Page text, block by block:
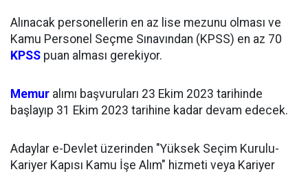
Alınacak personellerin en az lise mezunu olması ve
Kamu Personel Seçme Sınavından (KPSS) en az 70
KPSS puan alması gerekiyor.
Memur alımı başvuruları 23 Ekim 2023 tarihinde
başlayıp 31 Ekim 2023 tarihine kadar devam edecek.
Adaylar e-Devlet üzerinden "Yüksek Seçim Kurulu-
Kariyer Kapısı Kamu İşe Alım" hizmeti veya Kariyer